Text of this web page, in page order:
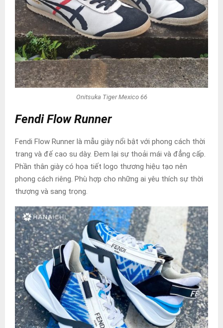
Onitsuka Tiger Mexico 66
Fendi Flow Runner
Fendi Flow Runner là mẫu giày nổi bật với phong cách thời
trang và đế cao su dày. Đem lại sự thoải mái và đẳng cấp.
Phần thân giày có họa tiết logo thương hiệu tạo nên
phong cách riêng. Phù hợp cho những ai yêu thích sự thời
thượng và sang trọng.